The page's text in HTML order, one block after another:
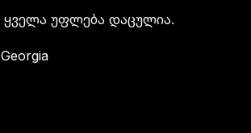
ყველა უფლება დაცულია.
Georgia